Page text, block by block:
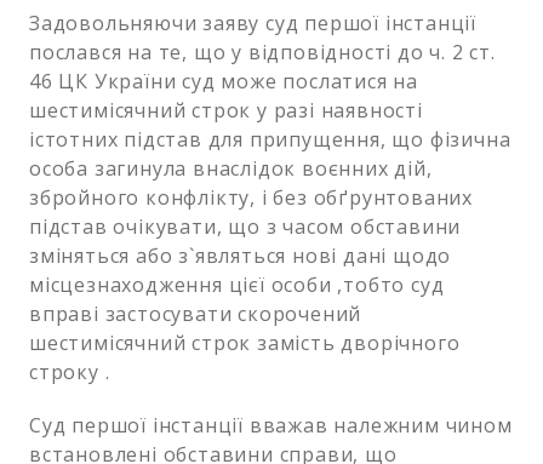
Задовольняючи заяву суд першої інстанції
послався на те, що у відповідності до ч. 2 ст.
46 ЦК України суд може послатися на
шестимісячний строк у разі наявності
істотних підстав для припущення, що фізична
особа загинула внаслідок воєнних дій,
збройного конфлікту, і без обґрунтованих
підстав очікувати, що з часом обставини
зміняться або з`являться нові дані щодо
місцезнаходження цієї особи ,тобто суд
вправі застосувати скорочений
шестимісячний строк замість дворічного
строку .
Суд першої інстанції вважав належним чином
встановлені обставини справи, що